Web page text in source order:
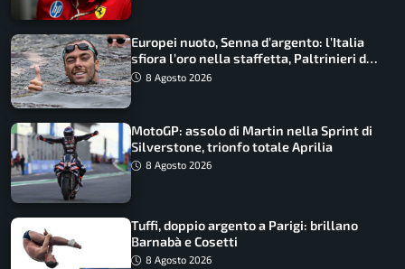
Europei nuoto, Senna d’argento: l’Italia
sfiora l’oro nella staffetta, Paltrinieri da
urlo, il bilancio azzurro
8 Agosto 2026
MotoGP: assolo di Martin nella Sprint di
Silverstone, trionfo totale Aprilia
8 Agosto 2026
Tuffi, doppio argento a Parigi: brillano
Barnabà e Cosetti
8 Agosto 2026